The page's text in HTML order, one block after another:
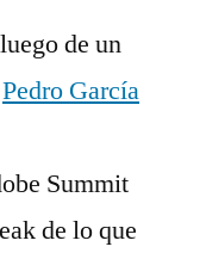
de un
Pedro García⁠
Summit
de lo que